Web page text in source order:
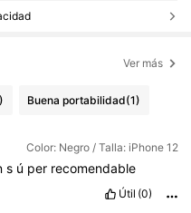
Ver más
Buena portabilidad(1)
Color: Negro / Talla: iPhone 12
s ú per recomendable
Útil (0)